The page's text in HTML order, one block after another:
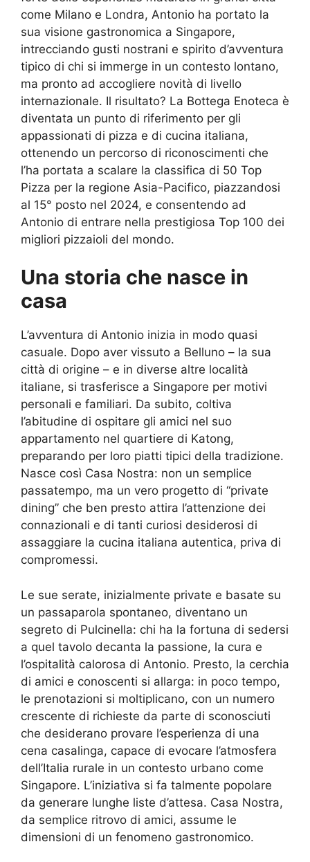
come Milano e Londra, Antonio ha portato la
sua visione gastronomica a Singapore,
intrecciando gusti nostrani e spirito d’avventura
tipico di chi si immerge in un contesto lontano,
ma pronto ad accogliere novità di livello
internazionale. Il risultato? La Bottega Enoteca è
diventata un punto di riferimento per gli
appassionati di pizza e di cucina italiana,
ottenendo un percorso di riconoscimenti che
l’ha portata a scalare la classifica di 50 Top
Pizza per la regione Asia-Pacifico, piazzandosi
al 15° posto nel 2024, e consentendo ad
Antonio di entrare nella prestigiosa Top 100 dei
migliori pizzaioli del mondo.
Una storia che nasce in
casa
L’avventura di Antonio inizia in modo quasi
casuale. Dopo aver vissuto a Belluno – la sua
città di origine – e in diverse altre località
italiane, si trasferisce a Singapore per motivi
personali e familiari. Da subito, coltiva
l’abitudine di ospitare gli amici nel suo
appartamento nel quartiere di Katong,
preparando per loro piatti tipici della tradizione.
Nasce così Casa Nostra: non un semplice
passatempo, ma un vero progetto di “private
dining” che ben presto attira l’attenzione dei
connazionali e di tanti curiosi desiderosi di
assaggiare la cucina italiana autentica, priva di
compromessi.
Le sue serate, inizialmente private e basate su
un passaparola spontaneo, diventano un
segreto di Pulcinella: chi ha la fortuna di sedersi
a quel tavolo decanta la passione, la cura e
l’ospitalità calorosa di Antonio. Presto, la cerchia
di amici e conoscenti si allarga: in poco tempo,
le prenotazioni si moltiplicano, con un numero
crescente di richieste da parte di sconosciuti
che desiderano provare l’esperienza di una
cena casalinga, capace di evocare l’atmosfera
dell’Italia rurale in un contesto urbano come
Singapore. L’iniziativa si fa talmente popolare
da generare lunghe liste d’attesa. Casa Nostra,
da semplice ritrovo di amici, assume le
dimensioni di un fenomeno gastronomico.